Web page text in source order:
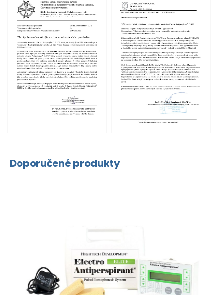
Doporučené produkty